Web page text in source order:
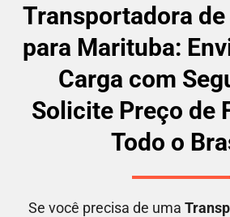
Transportadora de
para Marituba:
Carga com
Solicite Preço de
Todo o
Se você precisa de uma